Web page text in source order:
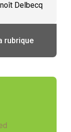
Delbecq
rubrique